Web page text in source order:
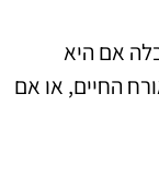
אם היא
החיים, או אם